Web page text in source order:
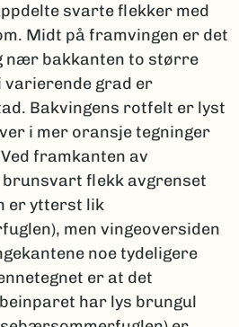
svarte flekker med
Midt på framvingen er det
nær bakkanten to større
varierende grad er
Bakvingens rotfelt er lyst
i mer oransje tegninger
framkanten av
brunsvart flekk avgrenset
er ytterst lik
men vingeoversiden
noe tydeligere
er at det
har lys brungul